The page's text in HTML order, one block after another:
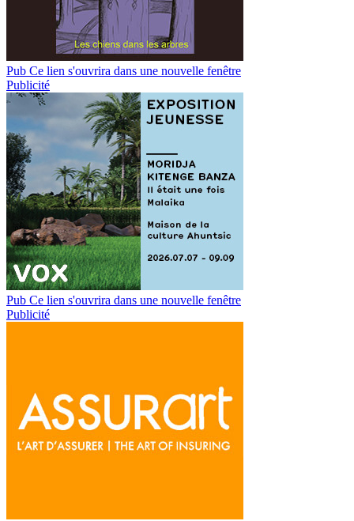
Pub Ce lien s'ouvrira dans une nouvelle fenêtre
Publicité
Pub Ce lien s'ouvrira dans une nouvelle fenêtre
Publicité